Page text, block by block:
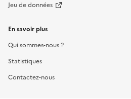
Jeu de données
En savoir plus
Qui sommes-nous ?
Statistiques
Contactez-nous